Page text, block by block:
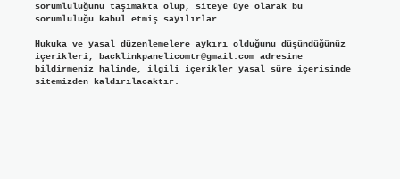
sorumluluğunu taşımakta olup, siteye üye olarak bu
sorumluluğu kabul etmiş sayılırlar.
Hukuka ve yasal düzenlemelere aykırı olduğunu düşündüğünüz
içerikleri, backlinkpanelicomtr@gmail.comadresine
bildirmeniz halinde, ilgili içerikler yasal süre içerisinde
sitemizden kaldırılacaktır.